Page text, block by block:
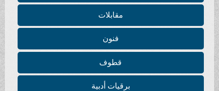
مقابلات
فنون
قطوف
برقيات أدبية